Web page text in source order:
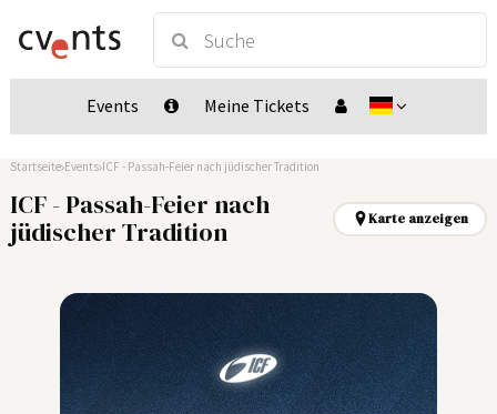
Events Meine Tickets
Startseite Events ICF - Passah-Feier nach jüdischer Tradition
ICF - Passah-Feier nach
jüdischer Tradition
Karte anzeigen